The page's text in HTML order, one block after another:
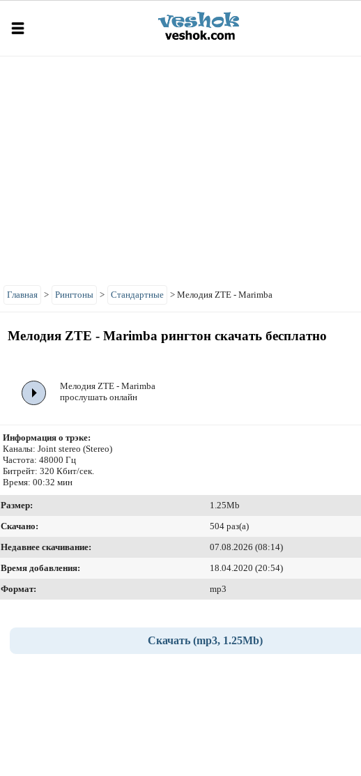
Главная > Рингтоны > Стандартные > Мелодия ZTE - Marimba
Мелодия ZTE - Marimba рингтон скачать бесплатно
Мелодия ZTE - Marimba
прослушать онлайн
Информация о трэке:
Каналы: Joint stereo (Stereo)
Частота: 48000 Гц
Битрейт: 320 Кбит/сек.
Время: 00:32 мин
Размер:
1.25Mb
Скачано:
504 раз(а)
Недавнее скачивание:
07.08.2026 (08:14)
Время добавления:
18.04.2020 (20:54)
Формат:
mp3
Скачать (mp3, 1.25Mb)